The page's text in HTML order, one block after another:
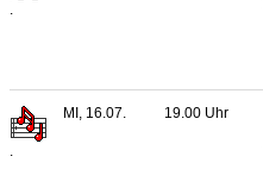
.
.
MI, 16.07. 19.00 Uhr